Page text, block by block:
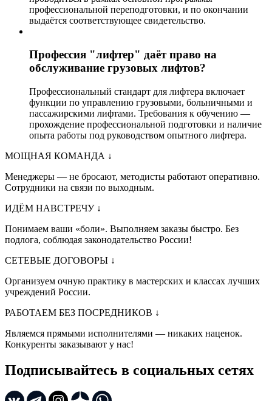
профессиональной переподготовки, и по окончании
выдаётся соответствующее свидетельство.
Профессия "лифтер" даёт право на
обслуживание грузовых лифтов?
Профессиональный стандарт для лифтера включает
функции по управлению грузовыми, больничными и
пассажирскими лифтами. Требования к обучению —
прохождение профессиональной подготовки и наличие
опыта работы под руководством опытного лифтера.
МОЩНАЯ КОМАНДА ↓
Менеджеры — не бросают, методисты работают оперативно.
Сотрудники на связи по выходным.
ИДЁМ НАВСТРЕЧУ ↓
Понимаем ваши «боли». Выполняем заказы быстро. Без
подлога, соблюдая законодательство России!
СЕТЕВЫЕ ДОГОВОРЫ ↓
Организуем очную практику в мастерских и классах лучших
учреждений России.
РАБОТАЕМ БЕЗ ПОСРЕДНИКОВ ↓
Являемся прямыми исполнителями — никаких наценок.
Конкуренты заказывают у нас!
Подписывайтесь в социальных сетях